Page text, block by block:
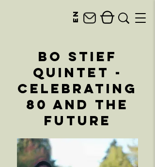
en
Bo Stief
Quintet -
Celebrating
80 and the
future